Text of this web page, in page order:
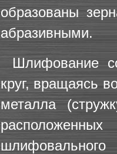
образованы
абразивными.
Шлифование
круг, вращаясь
металла